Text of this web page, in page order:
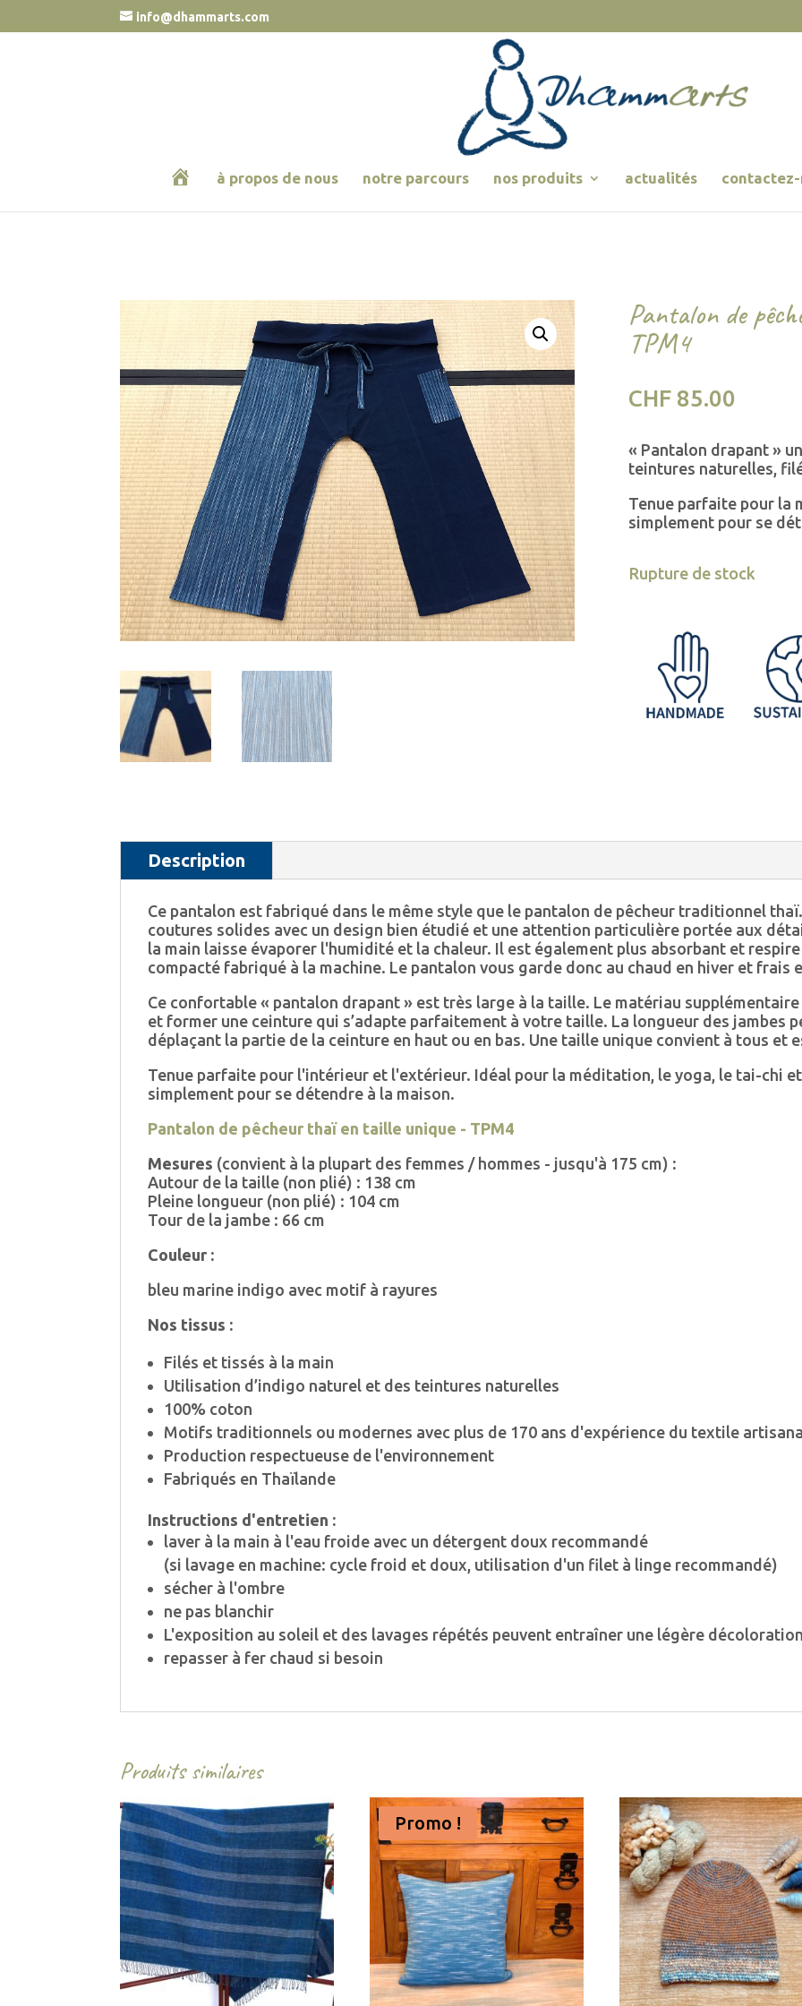
info@dhammarts.com
e
à propos de nous notre parcours nos produits actualités contactez-
Pantalon de
TPM4
CHF85.00
« Pantalon drapant »
teintures naturelles,
Tenue parfaite pour la
simplement pour se
Rupture de stock
Description
Ce pantalon est fabriqué dans le même style que le pantalon de pêcheur traditionnel
coutures solides avec un design bien étudié et une attention particulière portée aux
la main laisse évaporer l'humidité et la chaleur. Il est également plus absorbant et
compacté fabriqué à la machine. Le pantalon vous garde donc au chaud en hiver et frais
Ce confortable « pantalon drapant » est très large à la taille. Le matériau
et former une ceinture qui s’adapte parfaitement à votre taille. La longueur des jambes
déplaçant la partie de la ceinture en haut ou en bas. Une taille unique convient à tous et
Tenue parfaite pour l'intérieur et l'extérieur. Idéal pour la méditation, le yoga, le tai-chi
simplement pour se détendre à la maison.
Pantalon de pêcheur thaï en taille unique - TPM4
Mesures (convient à la plupart des femmes / hommes - jusqu'à 175 cm) :
Autour de la taille (non plié) : 138 cm
Pleine longueur (non plié) : 104 cm
Tour de la jambe : 66 cm
Couleur :
bleu marine indigo avec motif à rayures
Nos tissus :
Filés et tissés à la main
Utilisation d’indigo naturel et des teintures naturelles
100% coton
Motifs traditionnels ou modernes avec plus de 170 ans d'expérience du textile
Production respectueuse de l'environnement
Fabriqués en Thaïlande
Instructions d'entretien :
laver à la main à l'eau froide avec un détergent doux recommandé
(si lavage en machine: cycle froid et doux, utilisation d'un filet à linge recommandé)
sécher à l'ombre
ne pas blanchir
L'exposition au soleil et des lavages répétés peuvent entraîner une légère
repasser à fer chaud si besoin
Produits similaires
Promo !